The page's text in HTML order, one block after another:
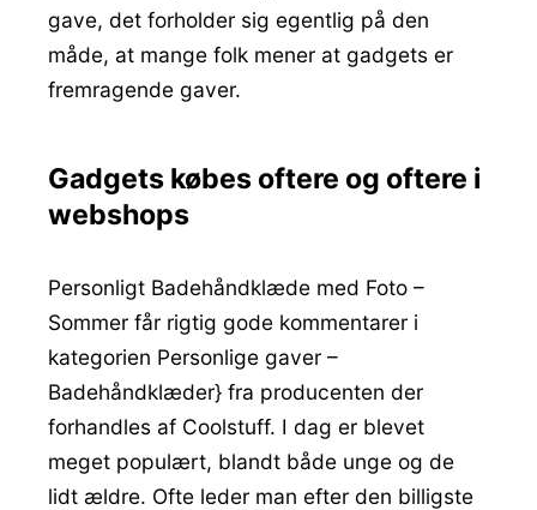
gave, det forholder sig egentlig på den
måde, at mange folk mener at gadgets er
fremragende gaver.
Gadgets købes oftere og oftere i
webshops
Personligt Badehåndklæde med Foto –
Sommer får rigtig gode kommentarer i
kategorien Personlige gaver –
Badehåndklæder} fra producenten der
forhandles af Coolstuff. I dag er blevet
meget populært, blandt både unge og de
lidt ældre. Ofte leder man efter den billigste